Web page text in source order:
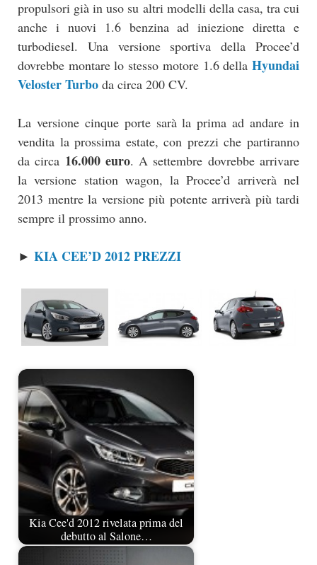
propulsori già in uso su altri modelli della casa, tra cui
anche i nuovi 1.6 benzina ad iniezione diretta e
turbodiesel. Una versione sportiva della Procee’d
dovrebbe montare lo stesso motore 1.6 della Hyundai
Veloster Turbo da circa 200 CV.
La versione cinque porte sarà la prima ad andare in
vendita la prossima estate, con prezzi che partiranno
da circa 16.000 euro. A settembre dovrebbe arrivare
la versione station wagon, la Procee’d arriverà nel
2013 mentre la versione più potente arriverà più tardi
sempre il prossimo anno.
► KIA CEE’D 2012 PREZZI
Kia Cee'd 2012 rivelata prima del
debutto al Salone…